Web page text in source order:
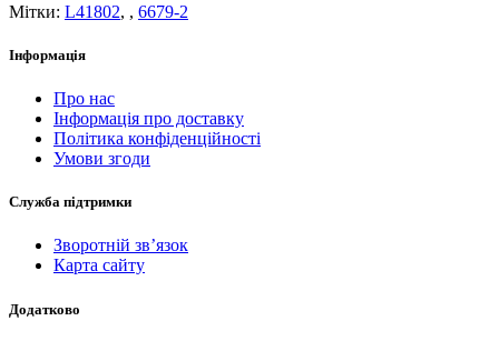
Мітки: L41802, , 6679-2
Інформація
Про нас
Інформація про доставку
Політика конфіденційності
Умови згоди
Служба підтримки
Зворотній зв’язок
Карта сайту
Додатково